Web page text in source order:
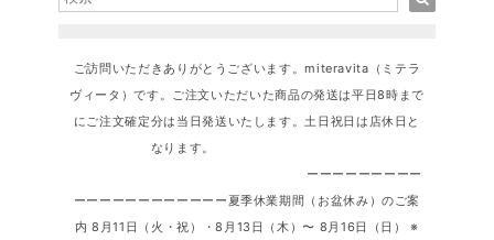
ご訪問いただきありがとうございます。miteravita（ミテラ
ヴィータ）です。ご注文いただいた商品の発送は平日8時まで
にご注文確定分は当日発送いたします。土日祝日は店休日と
なります。
ーーーーーーーーー
ーーーーーーーーーーーー夏季休業期間（お盆休み）のご案
内 8月11日（火・祝）・8月13日（木）〜 8月16日（日） ※